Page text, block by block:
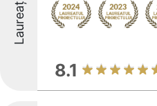
Laureați
8.1